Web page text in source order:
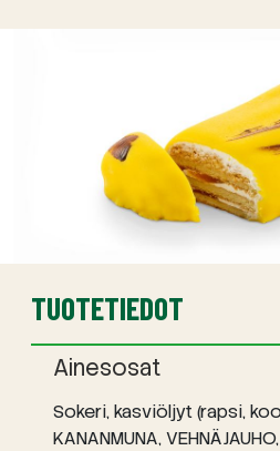
TUOTETIEDOT
Ainesosat
Sokeri, kasviöljyt (rapsi,
KANANMUNA, VEHNÄJAUHO,